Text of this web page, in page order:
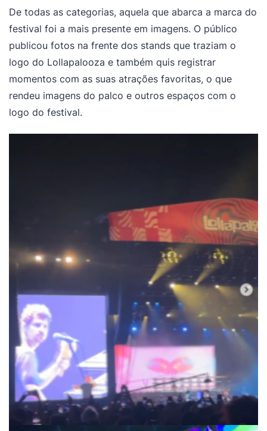
De todas as categorias, aquela que abarca a marca do
festival foi a mais presente em imagens. O público
publicou fotos na frente dos stands que traziam o
logo do Lollapalooza e também quis registrar
momentos com as suas atrações favoritas, o que
rendeu imagens do palco e outros espaços com o
logo do festival.